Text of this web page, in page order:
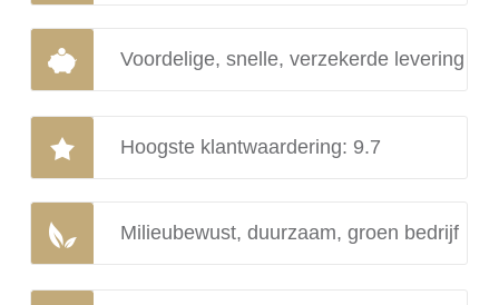
Voordelige, snelle, verzekerde levering
Hoogste klantwaardering: 9.7
Milieubewust, duurzaam, groen bedrijf